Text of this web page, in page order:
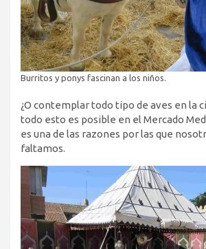
Burritos y ponys fascinan a los niños.
¿O contemplar todo tipo de aves en la
todo esto es posible en el Mercado
es una de las razones por las que
faltamos.